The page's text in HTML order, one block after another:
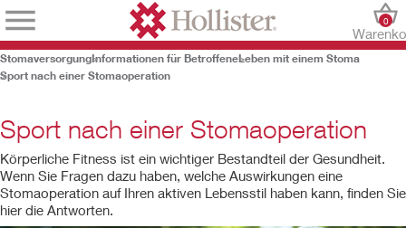
0
StomaversorgungInformationen für BetroffeneLeben mit einem Stoma
Sport nach einer Stomaoperation
Sport nach einer Stomaoperation
Körperliche Fitness ist ein wichtiger Bestandteil der Gesundheit.
Wenn Sie Fragen dazu haben, welche Auswirkungen eine
Stomaoperation auf Ihren aktiven Lebensstil haben kann, finden Sie
hier die Antworten.